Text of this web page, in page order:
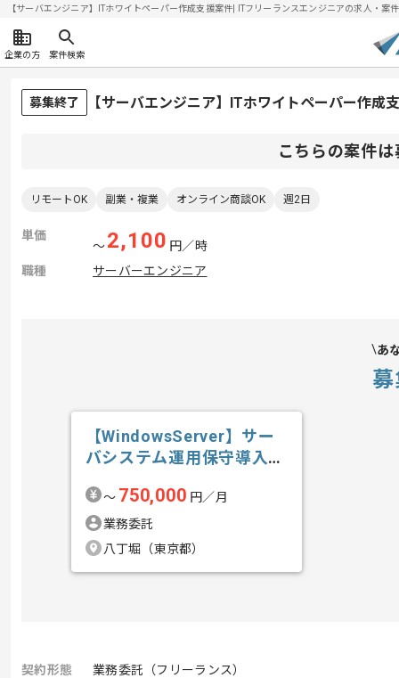
【サーバエンジニア】ITホワイトペーパー作成支援案件| ITフリーランスエンジニアの求人・
企業の方 案件検索
募集終了 【サーバエンジニア】ITホワイトペーパー作成
こちらの案件
リモートOK 副業・複業 オンライン商談OK 週2日
単価
〜2,100 円／時
職種
サーバーエンジニア
あ
【WindowsServer】サー
バシステム運用保守導入技
〜 750,000 円／月
業務委託
八丁堀（東京都）
契約形態
業務委託（フリーランス）